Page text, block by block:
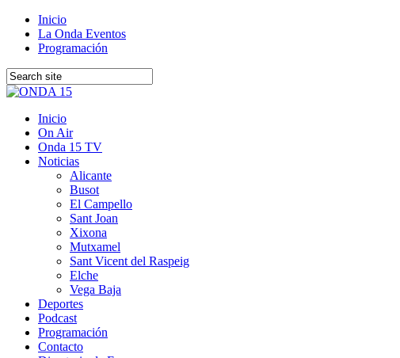
Inicio
La Onda Eventos
Programación
Inicio
On Air
Onda 15 TV
Noticias
Alicante
Busot
El Campello
Sant Joan
Xixona
Mutxamel
Sant Vicent del Raspeig
Elche
Vega Baja
Deportes
Podcast
Programación
Contacto